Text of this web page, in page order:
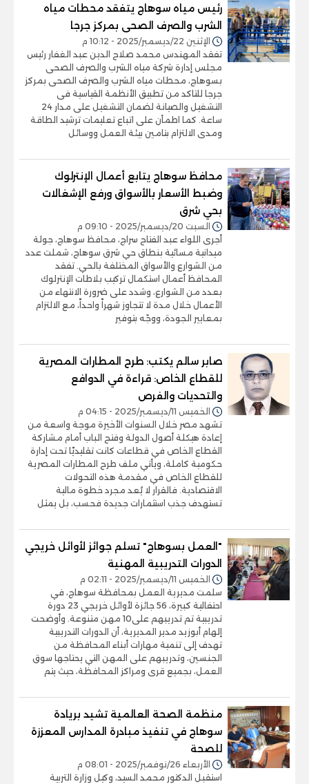
رئيس مياه سوهاج يتفقد محطات مياه
الشرب والصرف الصحى بمركز جرجا
الإثنين 22/ديسمبر/2025 - 10:12 م
تفقد المهندس محمد صلاح الدين عبد الغفار رئيس
مجلس إدارة شركة مياه الشرب والصرف الصحى
بسوهاج، محطات مياه الشرب والصرف الصحى بمركز
جرجا للتاكد من تطبيق الأنظمة القياسية فى
التشغيل والصيانة لضمان التشغيل على مدار 24
ساعة. كما اطمأن على اتباع تعليمات ترشيد الطاقة
ومدى الالتزام بتامين بيئة العمل ووسائل
محافظ سوهاج يتابع أعمال الإنترلوك
وضبط الأسعار بالأسواق ورفع الإشغالات
بحي شرق
السبت 20/ديسمبر/2025 - 09:10 م
أجرى اللواء عبد الفتاح سراج، محافظ سوهاج، جولة
ميدانية مسائية بنطاق حي شرق سوهاج، شملت عدد
من الشوارع والأسواق المختلفة بالحي. تفقد
المحافظ أعمال استكمال تركيب بلاطات الإنترلوك
بعدد من الشوارع، وشدد على ضرورة الانتهاء من
الأعمال خلال مدة لا تتجاوز شهراً واحداً، مع الالتزام
بمعايير الجودة، ووجّه بتوفير
صابر سالم يكتب: طرح المطارات المصرية
للقطاع الخاص: قراءة في الدوافع
والتحديات والفرص
الخميس 11/ديسمبر/2025 - 04:15 م
تشهد مصر خلال السنوات الأخيرة موجة واسعة من
إعادة هيكلة أصول الدولة وفتح الباب أمام مشاركة
القطاع الخاص في قطاعات كانت تقليديًا تحت إدارة
حكومية كاملة، ويأتي ملف طرح المطارات المصرية
للقطاع الخاص في مقدمة هذه التحولات
الاقتصادية. فالقرار لا يُعد مجرد خطوة مالية
تستهدف جذب استثمارات جديدة فحسب، بل يمثل
"العمل بسوهاج" تسلم جوائز لأوائل خريجي
الدورات التدريبية المهنية
الخميس 11/ديسمبر/2025 - 02:11 م
سلمت مديرية العمل بمحافظة سوهاج، في
احتفالية كبيرة، 56 جائزة لأوائل خريجي 23 دورة
تدريبية تم تدريبهم على10 مهن متنوعة. وأوضحت
إلهام أبوزيد مدير المديرية، أن الدورات التدريبية
تهدف إلى تنمية مهارات أبناء المحافظة من
الجنسين، وتدريبهم على المهن التي يحتاجها سوق
العمل، بجميع قرى ومراكز المحافظة، حيث يتم
منظمة الصحة العالمية تشيد بريادة
سوهاج في تنفيذ مبادرة المدارس المعززة
للصحة
الأربعاء 26/نوفمبر/2025 - 08:01 م
استقبل الدكتور محمد السيد، وكيل وزارة التربية